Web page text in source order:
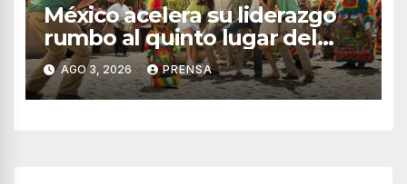
México acelera su liderazgo
rumbo al quinto lugar del
turismo mundial
AGO 3, 2026 PRENSA